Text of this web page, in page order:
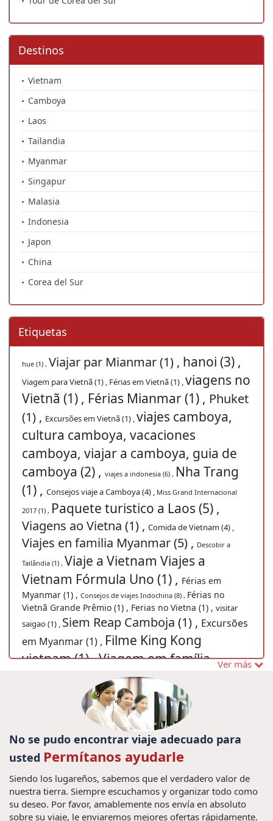
Destinos
Vietnam
Camboya
Laos
Tailandia
Myanmar
Singapur
Malasia
Indonesia
Japon
China
Corea del Sur
Etiquetas
hue (1) , Viajar par Mianmar (1) , hanoi (3) ,
Viagem para Vietnã (1) , Férias em Vietnã (1) ,viagens no
Vietnã (1) , Férias Mianmar (1) , Phuket
(1) , Excursões em Vietnã (1) ,viajes camboya,
cultura camboya, vacaciones
camboya, viajar a camboya, guia de
camboya (2) , viajes a indonesia (6) , Nha Trang
(1) , Consejos viaje a Camboya (4) , Miss Grand Internacional
2017 (1) , Paquete turistico a Laos (5) ,
Viagens ao Vietna (1) , Comida de Vietnam (4) ,
Viajes en familia Myanmar (5) , Descobir a
Tailândia (1) , Viaje a Vietnam Viajes a
Vietnam Fórmula Uno (1) , Férias em
Myanmar (1) , Consejos de viajes Indochina (8) , Férias no
Vietnã Grande Prêmio (1) , Ferias no Vietna (1) , visitar
saigao (1) , Siem Reap Camboja (1) , Excursões
em Myanmar (1) , Filme King Kong
vietnam (1) ,Viagem em família
iajar a Vietnam (1) ,
Viajar para Danang (1) ,
barata para Laos (1) ,Descobrir o Vietnã
(1) ,cosas que hacer en vietnam (3) ,
Pacotes de viagens Myanmar (1) ,
Vacaciones en indochina (1) ,
,Viajes Luang Prabang (2) ,Guide de
Vietnam, La playa Mui Ne, Mui Ne guide, vacaciones
Ver más
No se pudo encontrar viaje adecuado para
usted Permítanos ayudarle
Siendo los lugareños, sabemos que el verdadero valor de
nuestra tierra. Siempre escuchamos y organizar todo como
su deseo. Por favor, amablemente nos envía en absoluto
sobre su viaje, le enviaremos mejores ofertas rápidamente.